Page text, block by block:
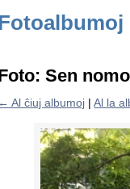
Sen nomo
← Al ĉiuj albumoj |Al la